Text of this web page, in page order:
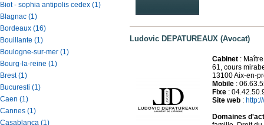
Biot - sophia antipolis cedex (1)
Blagnac (1)
Bordeaux (16)
Bouillante (1)
Boulogne-sur-mer (1)
Bourg-la-reine (1)
Brest (1)
Bucuresti (1)
Caen (1)
Cannes (1)
Casablanca (1)
Ludovic DEPATUREAUX (Avocat)
Cabinet :
61, cours
13100 Aix-en-
Mobile :
Fixe :
Site web :
Domaines